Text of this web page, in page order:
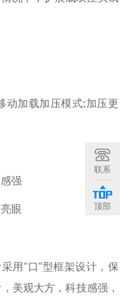
动加载加压模式;加压更
强
眼
用"口"型框架设计，保
美观大方，科技感强，
联系
顶部